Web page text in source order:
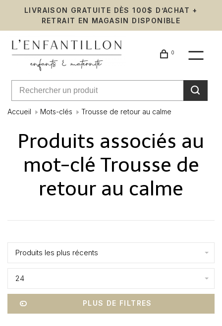
LIVRAISON GRATUITE DÈS 100$ D’ACHAT +
RETRAIT EN MAGASIN DISPONIBLE
0
Accueil Mots-clés Trousse de retour au calme
Produits associés au
mot-clé Trousse de
retour au calme
Produits les plus récents
24
PLUS DE FILTRES